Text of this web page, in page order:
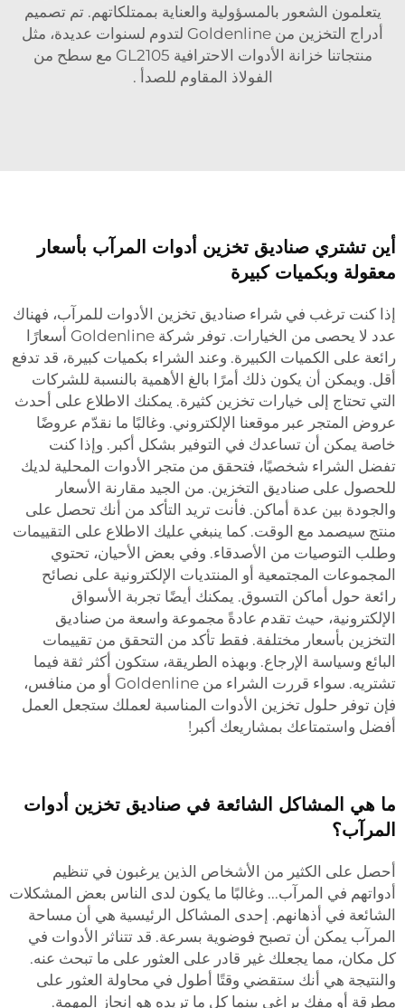
يتعلمون الشعور بالمسؤولية والعناية بممتلكاتهم. تم تصميم
أدراج التخزين من Goldenline لتدوم لسنوات عديدة، مثل
منتجاتنا
خزانة الأدوات الاحترافية GL2105 مع سطح من
الفولاذ المقاوم للصدأ .
أين تشتري صناديق تخزين أدوات المرآب بأسعار
معقولة وبكميات كبيرة
إذا كنت ترغب في شراء صناديق تخزين الأدوات للمرآب، فهناك
عدد لا يحصى من الخيارات. توفر شركة Goldenline أسعارًا
رائعة على الكميات الكبيرة. وعند الشراء بكميات كبيرة، قد تدفع
أقل. ويمكن أن يكون ذلك أمرًا بالغ الأهمية بالنسبة للشركات
التي تحتاج إلى خيارات تخزين كثيرة. يمكنك الاطلاع على أحدث
عروض المتجر عبر موقعنا الإلكتروني. وغالبًا ما نقدّم عروضًا
خاصة يمكن أن تساعدك في التوفير بشكل أكبر. وإذا كنت
تفضل الشراء شخصيًا، فتحقق من متجر الأدوات المحلية لديك
للحصول على صناديق التخزين. من الجيد مقارنة الأسعار
والجودة بين عدة أماكن. فأنت تريد التأكد من أنك تحصل على
منتج سيصمد مع الوقت. كما ينبغي عليك الاطلاع على التقييمات
وطلب التوصيات من الأصدقاء. وفي بعض الأحيان، تحتوي
المجموعات المجتمعية أو المنتديات الإلكترونية على نصائح
رائعة حول أماكن التسوق. يمكنك أيضًا تجربة الأسواق
الإلكترونية، حيث تقدم عادةً مجموعة واسعة من صناديق
التخزين بأسعار مختلفة. فقط تأكد من التحقق من تقييمات
البائع وسياسة الإرجاع. وبهذه الطريقة، ستكون أكثر ثقة فيما
تشتريه. سواء قررت الشراء من Goldenline أو من منافس،
فإن توفر حلول تخزين الأدوات المناسبة لعملك ستجعل العمل
أفضل واستمتاعك بمشاريعك أكبر!
ما هي المشاكل الشائعة في صناديق تخزين أدوات
المرآب؟
أحصل على الكثير من الأشخاص الذين يرغبون في تنظيم
أدواتهم في المرآب... وغالبًا ما يكون لدى الناس بعض المشكلات
الشائعة في أذهانهم. إحدى المشاكل الرئيسية هي أن مساحة
المرآب يمكن أن تصبح فوضوية بسرعة. قد تتناثر الأدوات في
كل مكان، مما يجعلك غير قادر على العثور على ما تبحث عنه.
والنتيجة هي أنك ستقضي وقتًا أطول في محاولة العثور على
مطرقة أو مفك براغي بينما كل ما تريده هو إنجاز المهمة.